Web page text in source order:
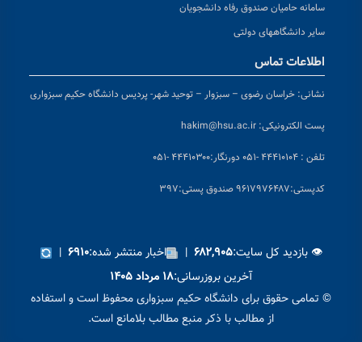
سامانه حامیان صندوق رفاه دانشجویان
سایر دانشگاههای دولتی
اطلاعات تماس
نشانی: خراسان رضوی – سبزوار – توحید شهر- پردیس دانشگاه حکیم سبزواری
پست الکترونیکی: hakim@hsu.ac.ir
تلفن : ۴۴۴۱۰۱۰۴ -۰۵۱ دورنگار:۴۴۴۱۰۳۰۰ -۰۵۱
کدپستی:۹۶۱۷۹۷۶۴۸۷ صندوق پستی:۳۹۷
👁 بازدید کل سایت:۶۸۲,۹۰۵ | اخبار منتشر شده:۶۹۱۰ |
آخرین بروزرسانی:۱۸ مرداد ۱۴۰۵
© تمامی حقوق برای دانشگاه حکیم سبزواری محفوظ است و استفاده
از مطالب با ذکر منبع مطالب بلامانع است.